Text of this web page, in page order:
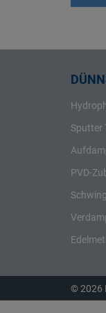
Sputter
PVD-
© 2026